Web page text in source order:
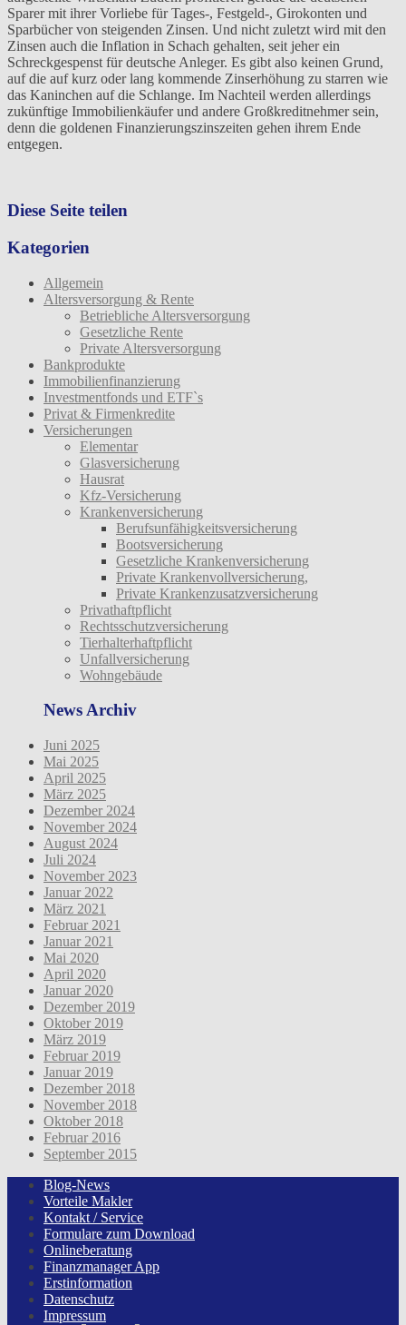
Sparer mit ihrer Vorliebe für Tages-, Festgeld-, Girokonten und
Sparbücher von steigenden Zinsen. Und nicht zuletzt wird mit den
Zinsen auch die Inflation in Schach gehalten, seit jeher ein
Schreckgespenst für deutsche Anleger. Es gibt also keinen Grund,
auf die auf kurz oder lang kommende Zinserhöhung zu starren wie
das Kaninchen auf die Schlange. Im Nachteil werden allerdings
zukünftige Immobilienkäufer und andere Großkreditnehmer sein,
denn die goldenen Finanzierungszinszeiten gehen ihrem Ende
entgegen.
Diese Seite teilen
Kategorien
Allgemein
Altersversorgung & Rente
Betriebliche Altersversorgung
Gesetzliche Rente
Private Altersversorgung
Bankprodukte
Immobilienfinanzierung
Investmentfonds und ETF`s
Privat & Firmenkredite
Versicherungen
Elementar
Glasversicherung
Hausrat
Kfz-Versicherung
Krankenversicherung
Berufsunfähigkeitsversicherung
Bootsversicherung
Gesetzliche Krankenversicherung
Private Krankenvollversicherung,
Private Krankenzusatzversicherung
Privathaftpflicht
Rechtsschutzversicherung
Tierhalterhaftpflicht
Unfallversicherung
Wohngebäude
News Archiv
Juni 2025
Mai 2025
April 2025
März 2025
Dezember 2024
November 2024
August 2024
Juli 2024
November 2023
Januar 2022
März 2021
Februar 2021
Januar 2021
Mai 2020
April 2020
Januar 2020
Dezember 2019
Oktober 2019
März 2019
Februar 2019
Januar 2019
Dezember 2018
November 2018
Oktober 2018
Februar 2016
September 2015
Blog-News
Vorteile Makler
Kontakt / Service
Formulare zum Download
Onlineberatung
Finanzmanager App
Erstinformation
Datenschutz
Impressum